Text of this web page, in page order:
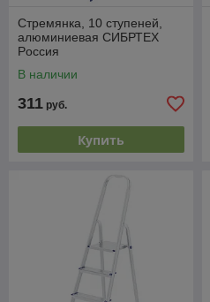
Стремянка, 10 ступеней,
алюминиевая СИБРТЕХ
Pоссия
В наличии
311 руб.
Купить